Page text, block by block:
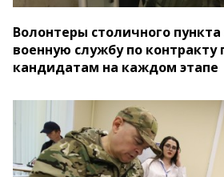
Волонтеры столичного пункта
военную службу по контракту
кандидатам на каждом этапе